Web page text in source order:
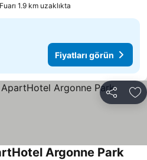
1.9 km uzaklıkta
Fiyatları görün
Paylaş
Argonne Park